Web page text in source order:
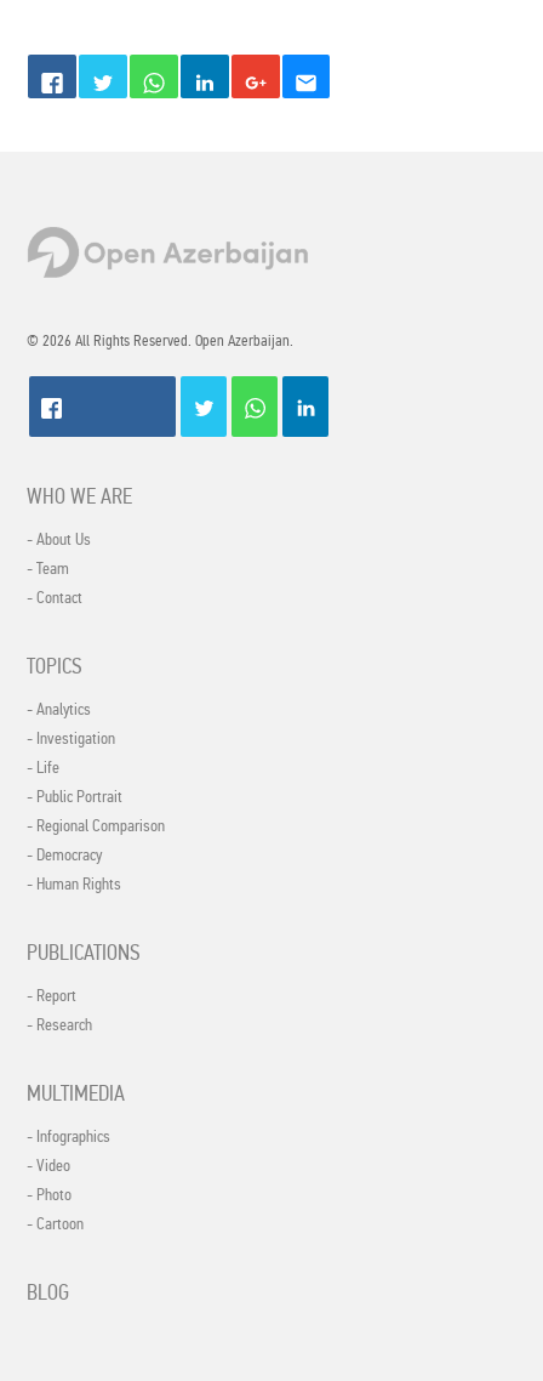
© 2026 All Rights Reserved. Open Azerbaijan.
WHO WE ARE
- About Us
- Team
- Contact
TOPICS
- Analytics
- Investigation
- Life
- Public Portrait
- Regional Comparison
- Democracy
- Human Rights
PUBLICATIONS
- Report
- Research
MULTIMEDIA
- Infographics
- Video
- Photo
- Cartoon
BLOG